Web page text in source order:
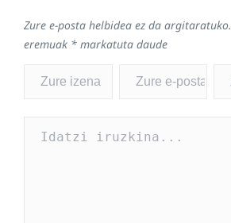
Zure e-posta helbidea ez da argitaratuko.
eremuak * markatuta daude